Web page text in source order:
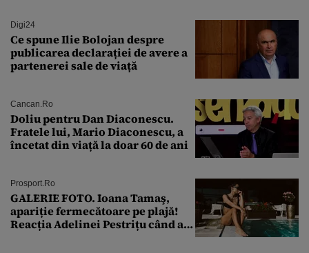
Digi24
Ce spune Ilie Bolojan despre
publicarea declarației de avere a
partenerei sale de viață
Cancan.ro
Doliu pentru Dan Diaconescu.
Fratele lui, Mario Diaconescu, a
încetat din viață la doar 60 de ani
Prosport.ro
GALERIE FOTO. Ioana Tamaş,
apariție fermecătoare pe plajă!
Reacția Adelinei Pestrițu când a